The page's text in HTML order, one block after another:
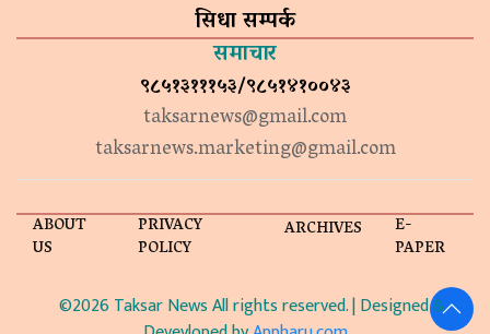
सिधा सम्पर्क
समाचार
९८५१३१११५३/९८५१४१००४३
taksarnews@gmail.com
taksarnews.marketing@gmail.com
ABOUT
US
PRIVACY
POLICY
ARCHIVES E-
PAPER
©2026 Taksar News All rights reserved. | Designed &